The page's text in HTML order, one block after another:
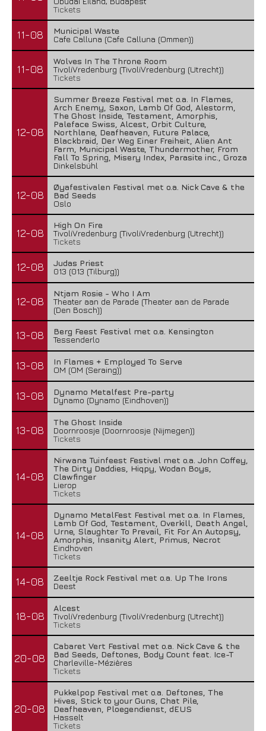
Tickets
11-08
Municipal Waste
Cafe Calluna (Cafe Calluna (Ommen))
11-08
Wolves In The Throne Room
TivoliVredenburg (TivoliVredenburg (Utrecht))
Tickets
12-08
Summer Breeze Festival met o.a. In Flames,
Arch Enemy, Saxon, Lamb Of God, Alestorm,
The Ghost Inside, Testament, Amorphis,
Paleface Swiss, Alcest, Orbit Culture,
Northlane, Deafheaven, Future Palace,
Blackbraid, Der Weg Einer Freiheit, Alien Ant
Farm, Municipal Waste, Thundermother, From
Fall To Spring, Misery Index, Parasite inc., Groza
Dinkelsbühl
12-08
Øyafestivalen Festival met o.a. Nick Cave & the
Bad Seeds
Oslo
12-08
High On Fire
TivoliVredenburg (TivoliVredenburg (Utrecht))
Tickets
12-08
Judas Priest
013 (013 (Tilburg))
12-08
Ntjam Rosie - Who I Am
Theater aan de Parade (Theater aan de Parade
(Den Bosch))
13-08
Berg Feest Festival met o.a. Kensington
Tessenderlo
13-08
In Flames + Employed To Serve
OM (OM (Seraing))
13-08
Dynamo Metalfest Pre-party
Dynamo (Dynamo (Eindhoven))
13-08
The Ghost Inside
Doornroosje (Doornroosje (Nijmegen))
Tickets
14-08
Nirwana Tuinfeest Festival met o.a. John Coffey,
The Dirty Daddies, Hiqpy, Wodan Boys,
Clawfinger
Lierop
Tickets
14-08
Dynamo MetalFest Festival met o.a. In Flames,
Lamb Of God, Testament, Overkill, Death Angel,
Urne, Slaughter To Prevail, Fit For An Autopsy,
Amorphis, Insanity Alert, Primus, Necrot
Eindhoven
Tickets
14-08
Zeeltje Rock Festival met o.a. Up The Irons
Deest
18-08
Alcest
TivoliVredenburg (TivoliVredenburg (Utrecht))
Tickets
20-08
Cabaret Vert Festival met o.a. Nick Cave & the
Bad Seeds, Deftones, Body Count feat. Ice-T
Charleville-Mézières
Tickets
20-08
Pukkelpop Festival met o.a. Deftones, The
Hives, Stick to your Guns, Chat Pile,
Deafheaven, Ploegendienst, dEUS
Hasselt
Tickets